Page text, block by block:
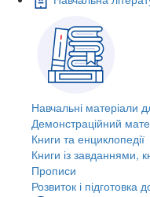
Навчальні матеріали
Демонстраційний
Книги та енциклопедії
Книги із завданнями,
Прописи
Розвиток і підготовка